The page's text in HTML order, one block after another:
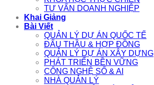
TƯ VẤN DOANH NGHIỆP
Khai Giảng
Bài Viết
QUẢN LÝ DỰ ÁN QUỐC TẾ
ĐẤU THẦU & HỢP ĐỒNG
QUẢN LÝ DỰ ÁN XÂY DỰNG
PHÁT TRIỂN BỀN VỮNG
CÔNG NGHỆ SỐ & AI
NHÀ QUẢN LÝ